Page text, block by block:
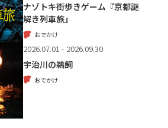
ナゾトキ街歩きゲーム『京都謎
解き列車旅』
おでかけ
2026.07.01 - 2026.09.30
宇治川の鵜飼
おでかけ